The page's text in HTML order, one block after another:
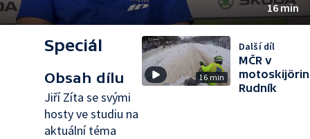
16 min
Speciál
Obsah dílu
Jiří Zíta se svými
hosty ve studiu na
aktuální téma
16 min
Další díl
MČR v
Rudník